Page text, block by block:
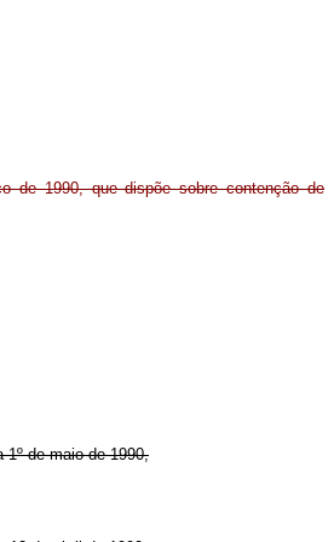
de 1990, que dispõe sobre contenção de
1º de maio de 1990,